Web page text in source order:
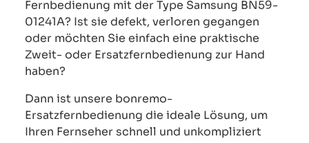
Fernbedienung mit der Type Samsung BN59-
01241A? Ist sie defekt, verloren gegangen
oder möchten Sie einfach eine praktische
Zweit- oder Ersatzfernbedienung zur Hand
haben?
Dann ist unsere bonremo-
Ersatzfernbedienung die ideale Lösung, um
Ihren Fernseher schnell und unkompliziert